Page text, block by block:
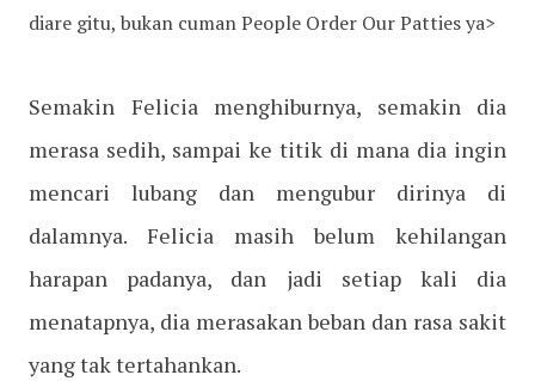
diare gitu, bukan cuman People Order Our Patties ya>
Semakin Felicia menghiburnya, semakin dia
merasa sedih, sampai ke titik di mana dia ingin
mencari lubang dan mengubur dirinya di
dalamnya. Felicia masih belum kehilangan
harapan padanya, dan jadi setiap kali dia
menatapnya, dia merasakan beban dan rasa sakit
yang tak tertahankan.